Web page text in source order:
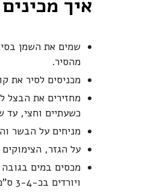
איך מכינים
שמים את השמן
מהסיר.
מכניסים לסיר את
כשעתיים וחצי, עד
מניחים על הבשר
על הגזר,
מכסים במים
ויורדים בכ-3-4 ס"מ מתחת לפני האורז. זה חשוב כי בעצם החל מהשלב הזה האורז מתבשל על אדים בעיקר.